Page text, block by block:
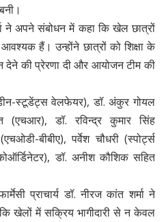
ने अपने संबोधन में कहा कि खेल छात्रों
हैं। उन्होंने छात्रों को शिक्षा के
देने की प्रेरणा दी और आयोजन टीम की
स्टूडेंट्स वेलफेयर), डॉ. अंकुर गोयल
(एचआर), डॉ. रविन्द्र कुमार सिंह
बीबीए), पर्वेश चौधरी (स्पोर्ट्स
डॉ. अनीश कौशिक सहित
प्राचार्य डॉ. नीरज कांत शर्मा ने
खेलों में सक्रिय भागीदारी से न केवल